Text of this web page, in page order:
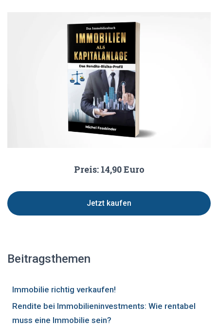
Preis: 14,90 Euro
Jetzt kaufen
Beitragsthemen
Immobilie richtig verkaufen!
Rendite bei Immobilieninvestments: Wie rentabel
muss eine Immobilie sein?